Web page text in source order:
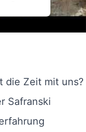
die Zeit mit uns?
Safranski